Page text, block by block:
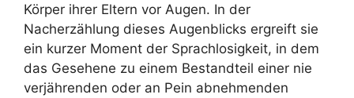
Körper ihrer Eltern vor Augen. In der
Nacherzählung dieses Augenblicks ergreift sie
ein kurzer Moment der Sprachlosigkeit, in dem
das Gesehene zu einem Bestandteil einer nie
verjährenden oder an Pein abnehmenden